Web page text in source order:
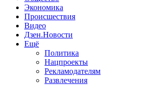
Экономика
Происшествия
Видео
Дзен.Новости
Ещё
Политика
Нацпроекты
Рекламодателям
Развлечения